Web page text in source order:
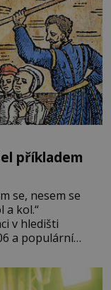
příkladem
se, nesem se
a kol.“
v hledišti
a populární
Jakuba I., jenž